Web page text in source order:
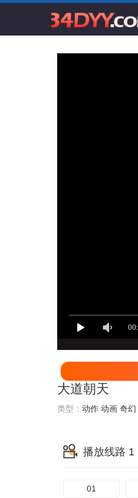
大道朝天
类型： 动作 动画 奇幻
播放线路 1
01